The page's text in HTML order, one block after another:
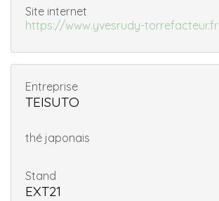
Site internet
https://www.yvesrudy-torrefacteur.fr
Entreprise
TEISUTO
thé japonais
Stand
EXT21